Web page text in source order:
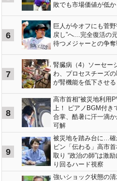
敗でも市場価値が低
6
巨人が今オフにも菅野
戻し”へ…完全復活の
待つメジャーとの争
7
腎臓病（4）ソーセー
わ、プロセスチーズ
が腎機能を低下させる
8
高市首相“被災地利用
上！ ピアノBGM付き
合掌、酷暑に汗一滴
可解
9
被災地を踏み台に…確
ビン「伝わる」高市
取り “政治の師”は激
り回るハード視察
強いショック状態の清